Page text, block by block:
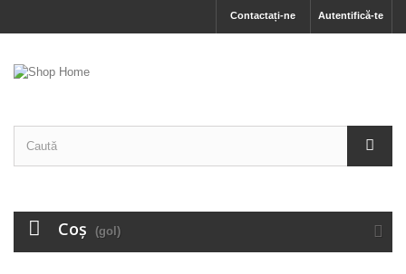
Autentifică-te
Contactați-ne
Coş (gol)